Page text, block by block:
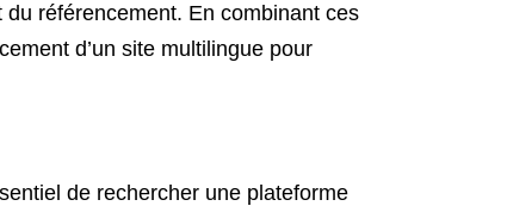
référencement. En combinant ces
d’un site multilingue pour
de rechercher une plateforme